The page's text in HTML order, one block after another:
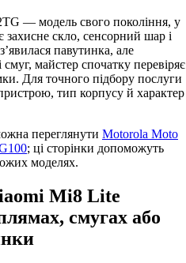
— модель свого покоління, у
захисне скло, сенсорний шар і
павутинка, але
майстер спочатку перевіряє
Для точного підбору послуги
тип корпусу й характер
переглянути Motorola Moto
; ці сторінки допоможуть
моделях.
Mi8 Lite
смугах або